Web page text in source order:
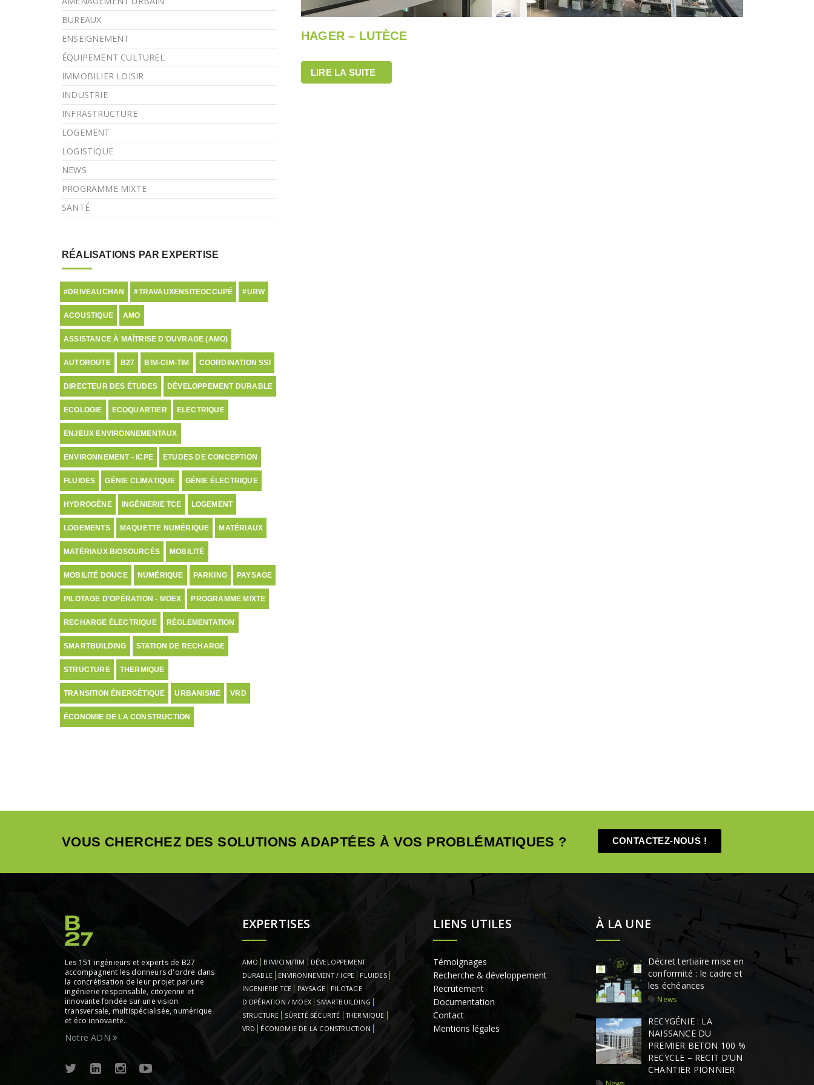
HAGER – LUTÈCE
LIRE LA SUITE
BUREAUX
ENSEIGNEMENT
ÉQUIPEMENT CULTUREL
IMMOBILIER LOISIR
INDUSTRIE
INFRASTRUCTURE
LOGEMENT
LOGISTIQUE
NEWS
PROGRAMME MIXTE
SANTÉ
RÉALISATIONS PAR EXPERTISE
#DRIVEAUCHAN #TRAVAUXENSITEOCCUPÉ #URW
ACOUSTIQUE AMO
ASSISTANCE À MAÎTRISE D’OUVRAGE (AMO)
AUTOROUTE B27 BIM-CIM-TIM COORDINATION SSI
DIRECTEUR DES ÉTUDES DÉVELOPPEMENT DURABLE
ECOLOGIE ECOQUARTIER ELECTRIQUE
ENJEUX ENVIRONNEMENTAUX
ENVIRONNEMENT - ICPE ETUDES DE CONCEPTION
FLUIDES GÉNIE CLIMATIQUE GÉNIE ÉLECTRIQUE
HYDROGÈNE INGÉNIERIE TCE LOGEMENT
LOGEMENTS MAQUETTE NUMÉRIQUE MATÉRIAUX
MATÉRIAUX BIOSOURCÉS MOBILITÉ
MOBILITÉ DOUCE NUMÉRIQUE PARKING PAYSAGE
PILOTAGE D'OPÉRATION - MOEX PROGRAMME MIXTE
RECHARGE ÉLECTRIQUE RÉGLEMENTATION
SMARTBUILDING STATION DE RECHARGE
STRUCTURE THERMIQUE
TRANSITION ÉNERGÉTIQUE URBANISME VRD
ÉCONOMIE DE LA CONSTRUCTION
VOUS CHERCHEZ DES SOLUTIONS ADAPTÉES À VOS PROBLÉMATIQUES ? CONTACTEZ-NOUS !
Les 151 ingénieurs et experts de B27
accompagnent les donneurs d'ordre dans
la concrétisation de leur projet par une
ingénierie responsable, citoyenne et
innovante fondée sur une vision
transversale, multispécialisée, numérique
et éco innovante.
Notre ADN
EXPERTISES
AMO BIM/CIM/TIM
DÉVELOPPEMENT
DURABLE
ENVIRONNEMENT / ICPE
FLUIDES
INGENIERIE TCE
PAYSAGE
PILOTAGE
D'OPÉRATION / MOEX
SMARTBUILDING
STRUCTURE
SÛRETÉ SÉCURITÉ
THERMIQUE
VRD
ÉCONOMIE DE LA CONSTRUCTION
LIENS UTILES
Témoignages
Recherche & développement
Recrutement
Documentation
Contact
Mentions légales
À LA UNE
Décret tertiaire mise en
conformité : le cadre et
les échéances
News
RECYGÉNIE : LA
NAISSANCE DU
PREMIER BETON 100 %
RECYCLE – RECIT D’UN
CHANTIER PIONNIER